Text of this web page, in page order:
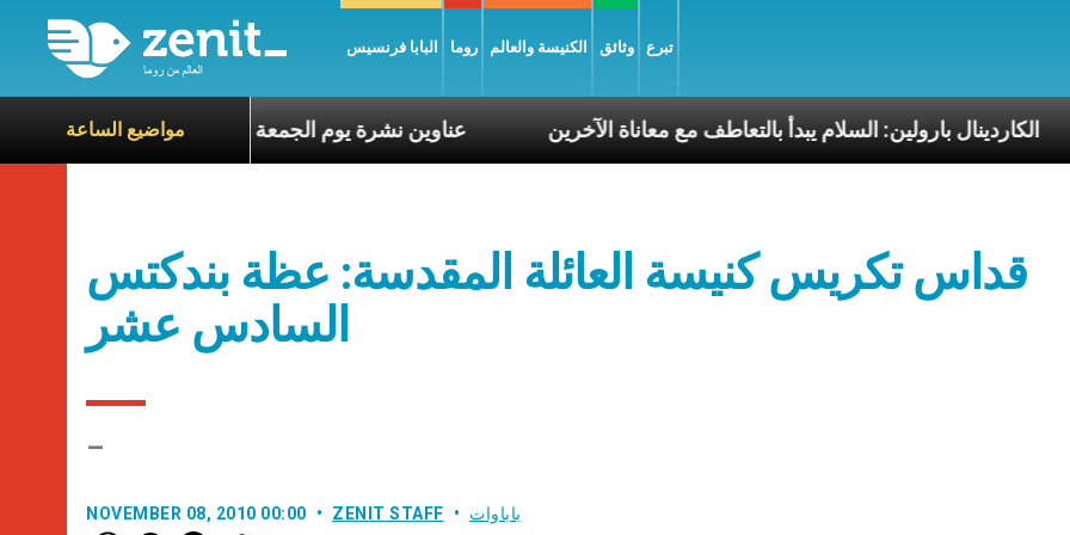
البابا فرنسيس روما الكنيسة والعالم وثائق تبرع
مواضيع الساعةعناوين نشرة يوم الجمعة 7 آب 2026: السلام يُبنى بصبر يومًا بعد يوم الكاردينال بارولين: السلام يبدأ بالتعاطف مع معاناة الآخرين
قداس تكريس كنيسة العائلة المقدسة: عظة بندكتس
السادس عشر
–
NOVEMBER 08, 2010 00:00 ZENIT STAFF باباوات